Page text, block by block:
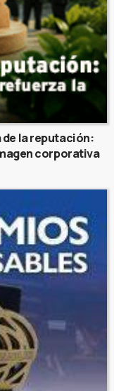
de la reputación:
corporativa